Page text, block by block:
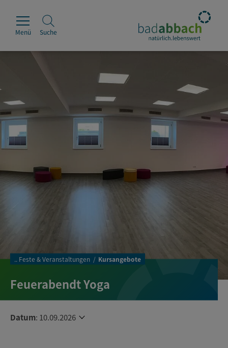
Rathaus
Erleben
Leben & Wohnen
Wirtschaft & Handel
Menü Suche
.. Feste & Veranstaltungen Kursangebote
Feuerabendt Yoga
Datum: 10.09.2026